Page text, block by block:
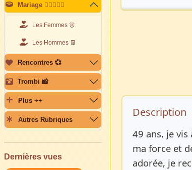
Mariage 👩🏽‍❤️‍👨🏽
Les Femmes 👗
Les Hommes 👖
Rencontres 💞
Trombi 📸
Plus ++
Autres Rubriques
Dernières vues
Description
49 ans, je
ma force et
adorée, je